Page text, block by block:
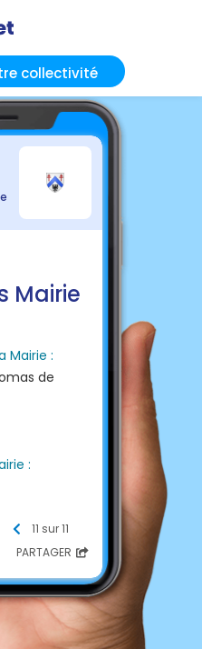
collectivité
Mairie
Mairie :
de
:
12H00
11 sur 11
PARTAGER